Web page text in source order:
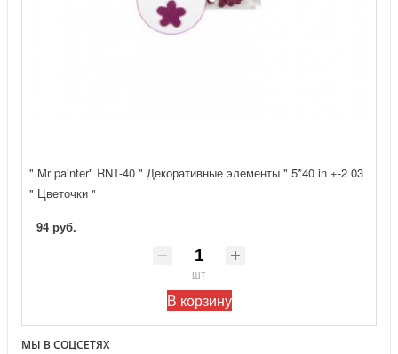
" Mr painter" RNT-40 " Декоративные элементы " 5*40 in +-2 03
" Цветочки "
94 руб.
шт
В корзину
МЫ В СОЦСЕТЯХ